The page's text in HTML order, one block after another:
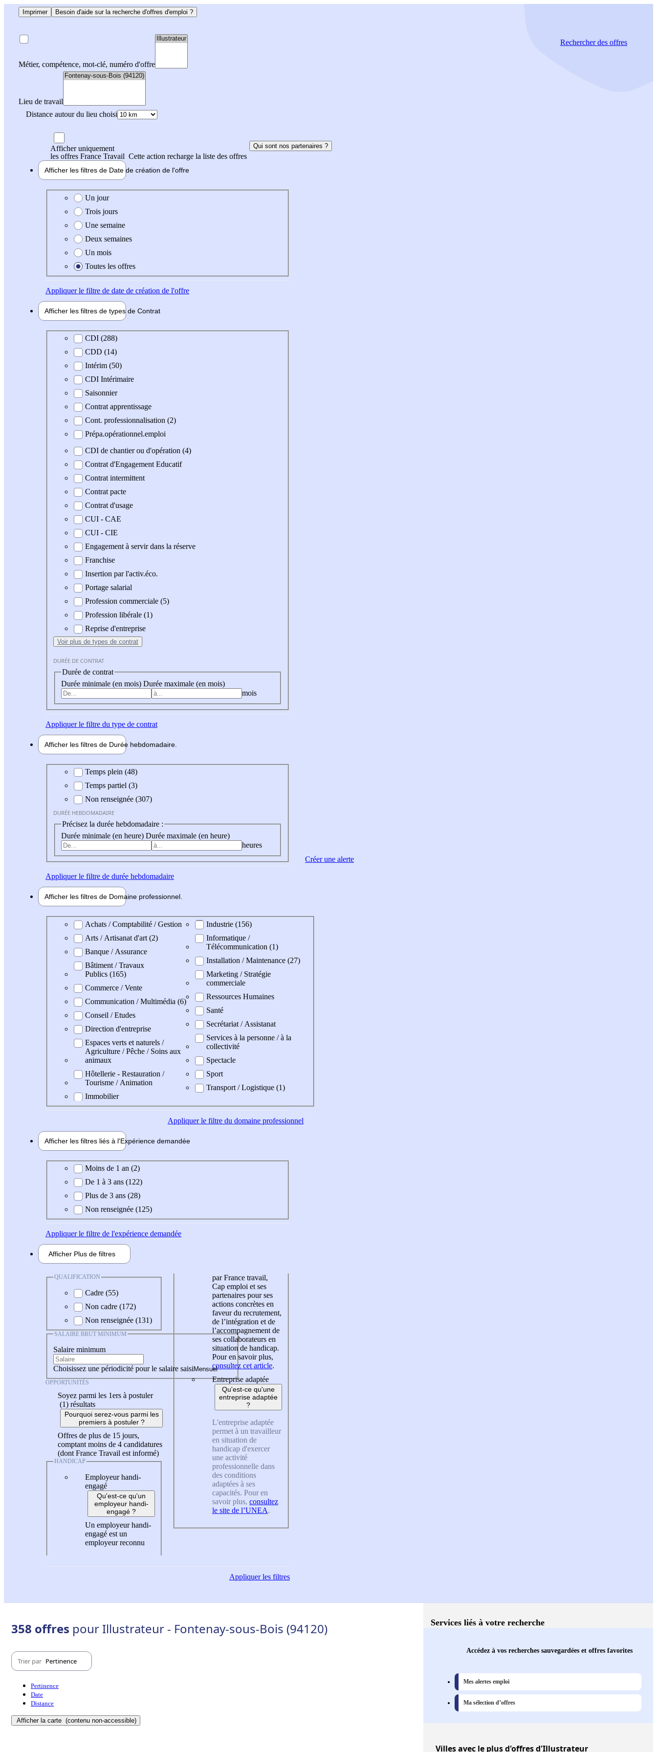
Imprimer Besoin d'aide sur la recherche d'offres d'emploi ?
Métier, compétence, mot-clé, numéro d'offre
Lieu de travail
Distance autour du lieu choisi
Rechercherdes offres
Afficher uniquement
les offres France Travail Cette action recharge la liste des offres
Qui sont nos partenaires ?
Afficher les filtres de Date de création de l'offre
Date de création de l'offre
Un jour
Trois jours
Une semaine
Deux semaines
Un mois
Toutes les offres
Appliquerle filtre de date de création de l'offre
Afficher les filtres de types de Contrat
Type de contratCDI (288)
CDD (14)
Intérim (50)
CDI Intérimaire
Saisonnier
Contrat apprentissage
Cont. professionnalisation (2)
Prépa.opérationnel.emploi
CDI de chantier ou d'opération (4)
Contrat d'Engagement Educatif
Contrat intermittent
Contrat pacte
Contrat d'usage
CUI - CAE
CUI - CIE
Engagement à servir dans la réserve
Franchise
Insertion par l'activ.éco.
Portage salarial
Profession commerciale (5)
Profession libérale (1)
Reprise d'entreprise
Voir plus de types de contrat
DURÉE DE CONTRAT
Durée de contrat
Durée minimale (en mois) Durée maximale (en mois)
mois
Appliquerle filtre du type de contrat
Afficher les filtres de Durée hebdomadaire
Durée hebdomadaire
Temps plein (48)
Temps partiel (3)
Non renseignée (307)
DURÉE HEBDOMADAIRE
Précisez la durée hebdomadaire :
Durée minimale (en heure) Durée maximale (en heure)
heures
Appliquerle filtre de durée hebdomadaire
Afficher les filtres de Domaine professionnel
Domaine professionel
Achats / Comptabilité / Gestion
Arts / Artisanat d'art (2)
Banque / Assurance
Bâtiment / Travaux
Publics (165)
Commerce / Vente
Communication / Multimédia (6)
Conseil / Etudes
Direction d'entreprise
Espaces verts et naturels /
Agriculture / Pêche / Soins aux
animaux
Hôtellerie - Restauration /
Tourisme / Animation
Immobilier
Industrie (156)
Informatique /
Télécommunication (1)
Installation / Maintenance (27)
Marketing / Stratégie
commerciale
Ressources Humaines
Santé
Secrétariat / Assistanat
Services à la personne / à la
collectivité
Spectacle
Sport
Transport / Logistique (1)
Appliquerle filtre du domaine professionnel
Afficher les filtres liés à l'Expérience demandée
Expérience demandée
Moins de 1 an (2)
De 1 à 3 ans (122)
Plus de 3 ans (28)
Non renseignée (125)
Appliquerle filtre de l'expérience demandée
Afficher Plus de filtres
QUALIFICATION
Cadre (55)
Non cadre (172)
Non renseignée (131)
SALAIRE BRUT MINIMUM
Salaire minimum
Choisissez une périodicité pour le salaire saisi
OPPORTUNITÉS
Soyez parmi les 1ers à postuler
(1) résultats
Pourquoi serez-vous parmi les
premiers à postuler ?
Offres de plus de 15 jours,
comptant moins de 4 candidatures
(dont France Travail est informé)
HANDICAP
Employeur handi-
engagé
Qu'est-ce qu'un
employeur handi-
engagé ?
Un employeur handi-
engagé est un
employeur reconnu
par France travail,
Cap emploi et ses
partenaires pour ses
actions concrètes en
faveur du recrutement,
de l’intégration et de
l’accompagnement de
ses collaborateurs en
situation de handicap.
Pour en savoir plus,
consultez cet article.
Entreprise adaptée
Qu'est-ce qu'une
entreprise adaptée
?
L'entreprise adaptée
permet à un travailleur
en situation de
handicap d'exercer
une activité
professionnelle dans
des conditions
adaptées à ses
capacités. Pour en
savoir plus, consultez
le site de l’UNEA.
Appliquerles filtres
Créer une alerte
358 offres pour Illustrateur - Fontenay-sous-Bois (94120)
Trier par Pertinence
Pertinence
Date
Distance
Afficher la carte (contenu non-accessible)
Services liés à votre recherche
Accédez à vos recherches sauvegardées et offres favorites
Mes alertes emploi
Ma sélection d’offres
Villesavec le plus d'offres d'Illustrateur